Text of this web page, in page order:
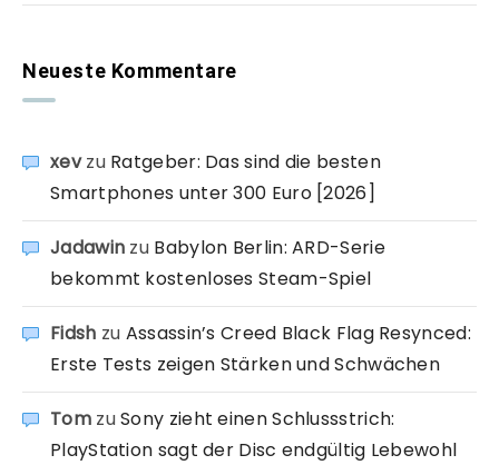
Neueste Kommentare
xevzu Ratgeber: Das sind die besten
Smartphones unter 300 Euro [2026]
Jadawin zu Babylon Berlin: ARD-Serie
bekommt kostenloses Steam-Spiel
Fidsh zu Assassin’s Creed Black Flag Resynced:
Erste Tests zeigen Stärken und Schwächen
TomzuSony zieht einen Schlussstrich:
PlayStation sagt der Disc endgültig Lebewohl